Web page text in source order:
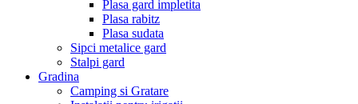
Plasa gard impletita
Plasa rabitz
Plasa sudata
Sipci metalice gard
Stalpi gard
Gradina
Camping si Gratare